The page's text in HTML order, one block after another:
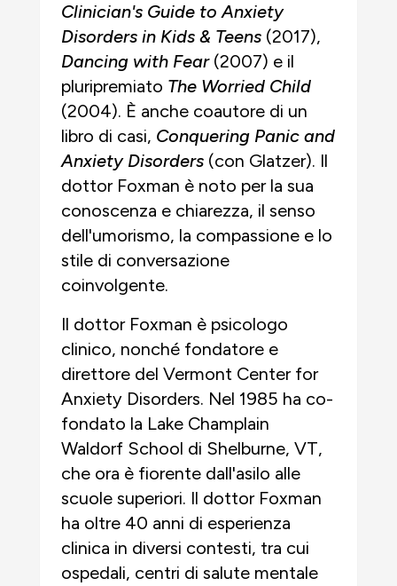
Clinician's Guide to Anxiety
Disorders in Kids & Teens (2017),
Dancing with Fear (2007) e il
pluripremiato The Worried Child
(2004). È anche coautore di un
libro di casi, Conquering Panic and
Anxiety Disorders (con Glatzer). Il
dottor Foxman è noto per la sua
conoscenza e chiarezza, il senso
dell'umorismo, la compassione e lo
stile di conversazione
coinvolgente.
Il dottor Foxman è psicologo
clinico, nonché fondatore e
direttore del Vermont Center for
Anxiety Disorders. Nel 1985 ha co-
fondato la Lake Champlain
Waldorf School di Shelburne, VT,
che ora è fiorente dall'asilo alle
scuole superiori. Il dottor Foxman
ha oltre 40 anni di esperienza
clinica in diversi contesti, tra cui
ospedali, centri di salute mentale